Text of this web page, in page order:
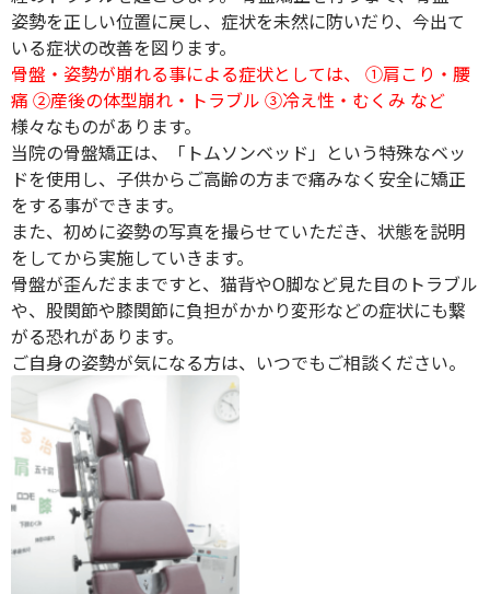
姿勢を正しい位置に戻し、症状を未然に防いだり、今出て
いる症状の改善を図ります。
骨盤・姿勢が崩れる事による症状としては、 ①肩こり・腰
痛 ②産後の体型崩れ・トラブル ③冷え性・むくみ など
様々なものがあります。
当院の骨盤矯正は、「トムソンベッド」という特殊なベッ
ドを使用し、子供からご高齢の方まで痛みなく安全に矯正
をする事ができます。
また、初めに姿勢の写真を撮らせていただき、状態を説明
をしてから実施していきます。
骨盤が歪んだままですと、猫背やO脚など見た目のトラブル
や、股関節や膝関節に負担がかかり変形などの症状にも繋
がる恐れがあります。
ご自身の姿勢が気になる方は、いつでもご相談ください。